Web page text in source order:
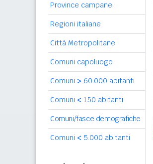
Province campane
Regioni italiane
Città Metropolitane
Comuni capoluogo
Comuni > 60.000 abitanti
Comuni < 150 abitanti
Comuni/fasce demografiche
Comuni < 5.000 abitanti